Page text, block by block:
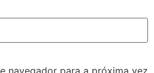
navegador para a próxima vez